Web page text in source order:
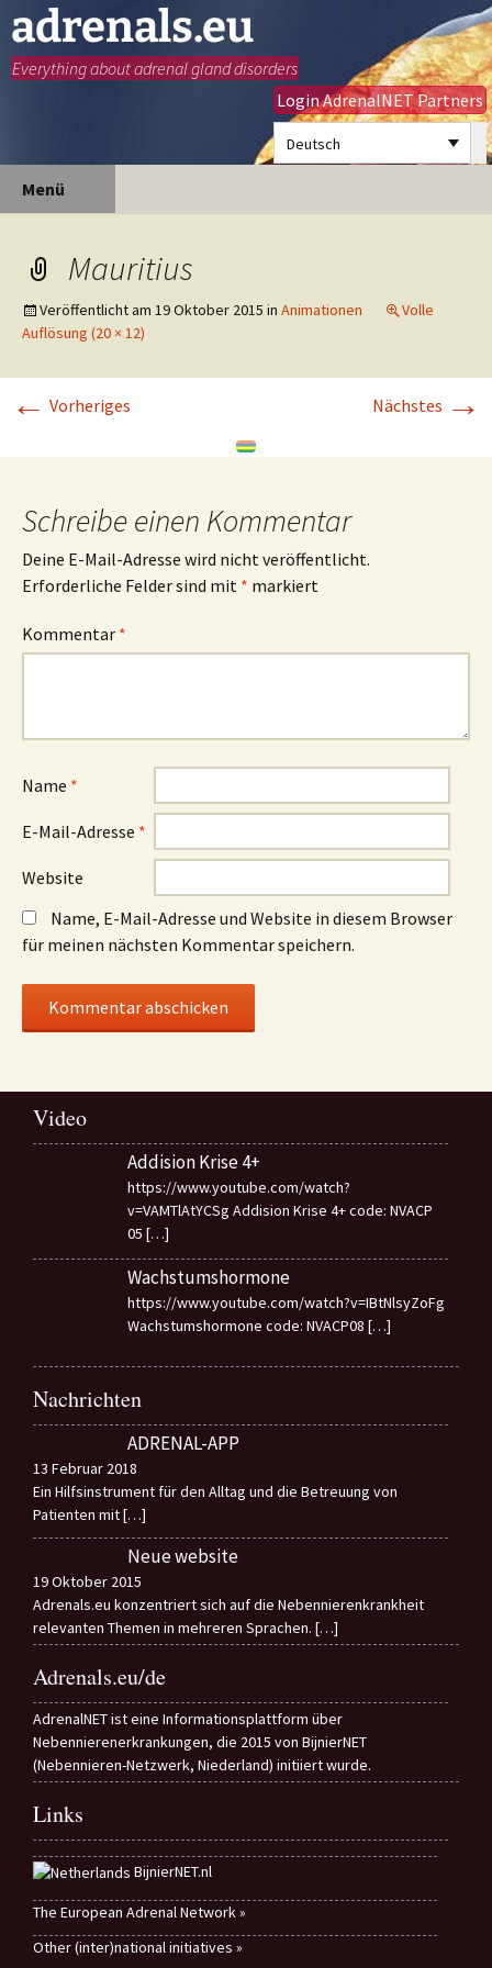
adrenals.eu
Everything about adrenal gland disorders
Login AdrenalNET Partners
Deutsch
Menü
Mauritius
Veröffentlicht am 19 Oktober 2015 in Animationen
Volle
Auflösung (20 × 12)
← Vorheriges Nächstes →
Schreibe einen Kommentar
Deine E-Mail-Adresse wird nicht veröffentlicht.
Erforderliche Felder sind mit * markiert
Kommentar *
Name *
E-Mail-Adresse *
Website
Name, E-Mail-Adresse und Website in diesem Browser
für meinen nächsten Kommentar speichern.
Video
Addision Krise 4+
https://www.youtube.com/watch?
v=VAMTlAtYCSg Addision Krise 4+ code: NVACP
05 […]
Wachstumshormone
https://www.youtube.com/watch?v=IBtNlsyZoFg
Wachstumshormone code: NVACP08 […]
Nachrichten
ADRENAL-APP
13 Februar 2018
Ein Hilfsinstrument für den Alltag und die Betreuung von
Patienten mit[…]
Neue website
19 Oktober 2015
Adrenals.eu konzentriert sich auf die Nebennierenkrankheit
relevanten Themen in mehreren Sprachen. […]
Adrenals.eu/de
AdrenalNET ist eine Informationsplattform über
Nebennierenerkrankungen, die 2015 von BijnierNET
(Nebennieren-Netzwerk, Niederland) initiiert wurde.
Links
BijnierNET.nl
The European Adrenal Network »
Other (inter)national initiatives »